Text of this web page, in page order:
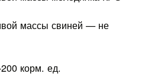
массы свиней — не
корм. ед.